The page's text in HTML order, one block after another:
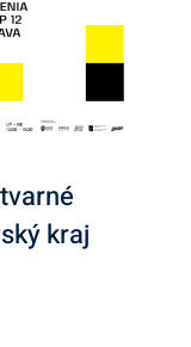
kraj